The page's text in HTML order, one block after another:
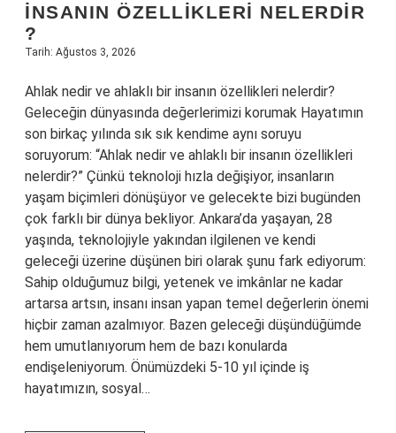
INSANIN ÖZELLIKLERI NELERDIR
?
Tarih: Ağustos 3, 2026
Ahlak nedir ve ahlaklı bir insanın özellikleri nelerdir?
Geleceğin dünyasında değerlerimizi korumak Hayatımın
son birkaç yılında sık sık kendime aynı soruyu
soruyorum: “Ahlak nedir ve ahlaklı bir insanın özellikleri
nelerdir?” Çünkü teknoloji hızla değişiyor, insanların
yaşam biçimleri dönüşüyor ve gelecekte bizi bugünden
çok farklı bir dünya bekliyor. Ankara’da yaşayan, 28
yaşında, teknolojiyle yakından ilgilenen ve kendi
geleceği üzerine düşünen biri olarak şunu fark ediyorum:
Sahip olduğumuz bilgi, yetenek ve imkânlar ne kadar
artarsa artsın, insanı insan yapan temel değerlerin önemi
hiçbir zaman azalmıyor. Bazen geleceği düşündüğümde
hem umutlanıyorum hem de bazı konularda
endişeleniyorum. Önümüzdeki 5-10 yıl içinde iş
hayatımızın, sosyal…